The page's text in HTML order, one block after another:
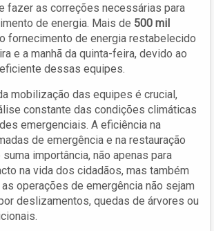
fazer as correções necessárias para
de energia. Mais de 500 mil
fornecimento de energia restabelecido
e a manhã da quinta-feira, devido ao
dessas equipes.
mobilização das equipes é crucial,
constante das condições climáticas
emergenciais. A eficiência na
de emergência e na restauração
importância, não apenas para
na vida dos cidadãos, mas também
operações de emergência não sejam
deslizamentos, quedas de árvores ou